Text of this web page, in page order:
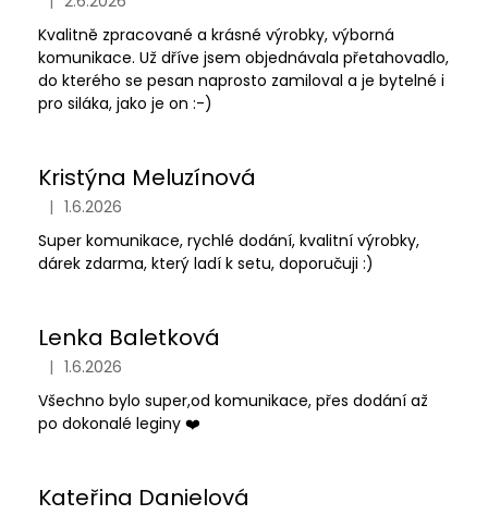
Hodnocení obchodu je 5 z 5 hvězdiček.
Kvalitně zpracované a krásné výrobky, výborná
komunikace. Už dříve jsem objednávala přetahovadlo,
do kterého se pesan naprosto zamiloval a je bytelné i
pro siláka, jako je on :-)
Kristýna Meluzínová
Hodnocení obchodu je 5 z 5 hvězdiček.
| 1.6.2026
Super komunikace, rychlé dodání, kvalitní výrobky,
dárek zdarma, který ladí k setu, doporučuji :)
Lenka Baletková
Hodnocení obchodu je 5 z 5 hvězdiček.
| 1.6.2026
Všechno bylo super,od komunikace, přes dodání až
po dokonalé leginy ❤️
Kateřina Danielová